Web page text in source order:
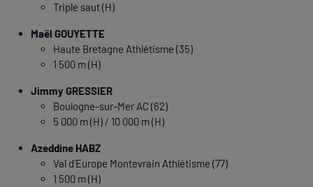
Triple saut (H)
Maël GOUYETTE
Haute Bretagne Athlétisme (35)
1 500 m (H)
Jimmy GRESSIER
Boulogne-sur-Mer AC (62)
5 000 m (H) / 10 000 m (H)
Azeddine HABZ
Val d'Europe Montevrain Athlétisme (77)
1 500 m (H)